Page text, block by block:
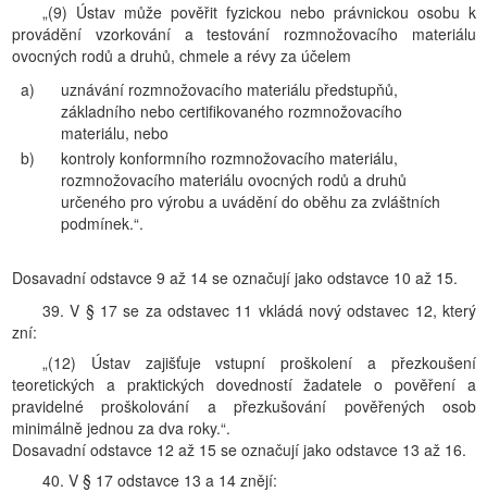
„(9) Ústav může pověřit fyzickou nebo právnickou osobu k
provádění vzorkování a testování rozmnožovacího materiálu
ovocných rodů a druhů, chmele a révy za účelem
a)
uznávání rozmnožovacího materiálu předstupňů,
základního nebo certifikovaného rozmnožovacího
materiálu, nebo
b)
kontroly konformního rozmnožovacího materiálu,
rozmnožovacího materiálu ovocných rodů a druhů
určeného pro výrobu a uvádění do oběhu za zvláštních
podmínek.“.
Dosavadní odstavce 9 až 14 se označují jako odstavce 10 až 15.
39. V § 17 se za odstavec 11 vkládá nový odstavec 12, který
zní:
„(12) Ústav zajišťuje vstupní proškolení a přezkoušení
teoretických a praktických dovedností žadatele o pověření a
pravidelné proškolování a přezkušování pověřených osob
minimálně jednou za dva roky.“.
Dosavadní odstavce 12 až 15 se označují jako odstavce 13 až 16.
40. V § 17 odstavce 13 a 14 znějí: